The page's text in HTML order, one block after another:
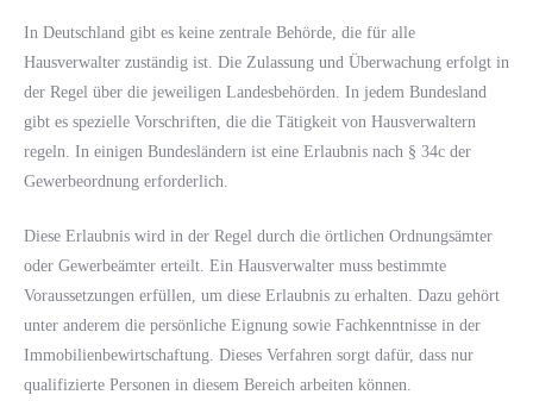
In Deutschland gibt es keine zentrale Behörde, die für alle
Hausverwalter zuständig ist. Die Zulassung und Überwachung erfolgt in
der Regel über die jeweiligen Landesbehörden. In jedem Bundesland
gibt es spezielle Vorschriften, die die Tätigkeit von Hausverwaltern
regeln. In einigen Bundesländern ist eine Erlaubnis nach § 34c der
Gewerbeordnung erforderlich.
Diese Erlaubnis wird in der Regel durch die örtlichen Ordnungsämter
oder Gewerbeämter erteilt. Ein Hausverwalter muss bestimmte
Voraussetzungen erfüllen, um diese Erlaubnis zu erhalten. Dazu gehört
unter anderem die persönliche Eignung sowie Fachkenntnisse in der
Immobilienbewirtschaftung. Dieses Verfahren sorgt dafür, dass nur
qualifizierte Personen in diesem Bereich arbeiten können.